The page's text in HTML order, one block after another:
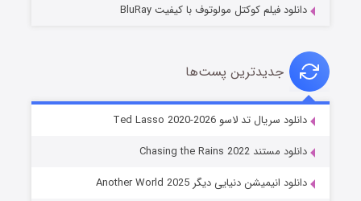
خاندان اژدها فصل ۳
دانلود فیلم کوکتل مولوتوف با کیفیت BluRay
جدیدترین پست‌ها
دانلود سریال تد لاسو Ted Lasso 2020-2026
دانلود مستند Chasing the Rains 2022
دانلود انیمیشن دنیایی دیگر Another World 2025